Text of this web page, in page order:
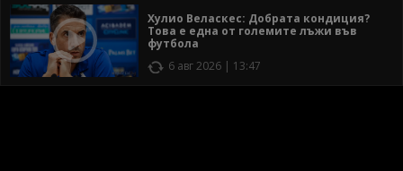
Хулио Веласкес: Добрата кондиция?
Това е една от големите лъжи във
футбола
6 авг 2026 | 13:47